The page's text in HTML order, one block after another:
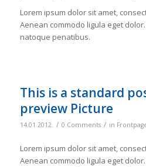
Lorem ipsum dolor sit amet,
Aenean commodo ligula eget
natoque penatibus.
This is a standard
preview Picture
14.01.2012. / 0 Comments / in
Lorem ipsum dolor sit amet,
Aenean commodo ligula eget